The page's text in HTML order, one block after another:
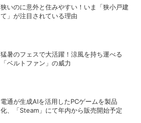
狭いのに意外と住みやすい！いま「狭小戸建
て」が注目されている理由
猛暑のフェスで大活躍！涼風を持ち運べる
「ベルトファン」の威力
電通が生成AIを活用したPCゲームを製品
化、「Steam」にて年内から販売開始予定